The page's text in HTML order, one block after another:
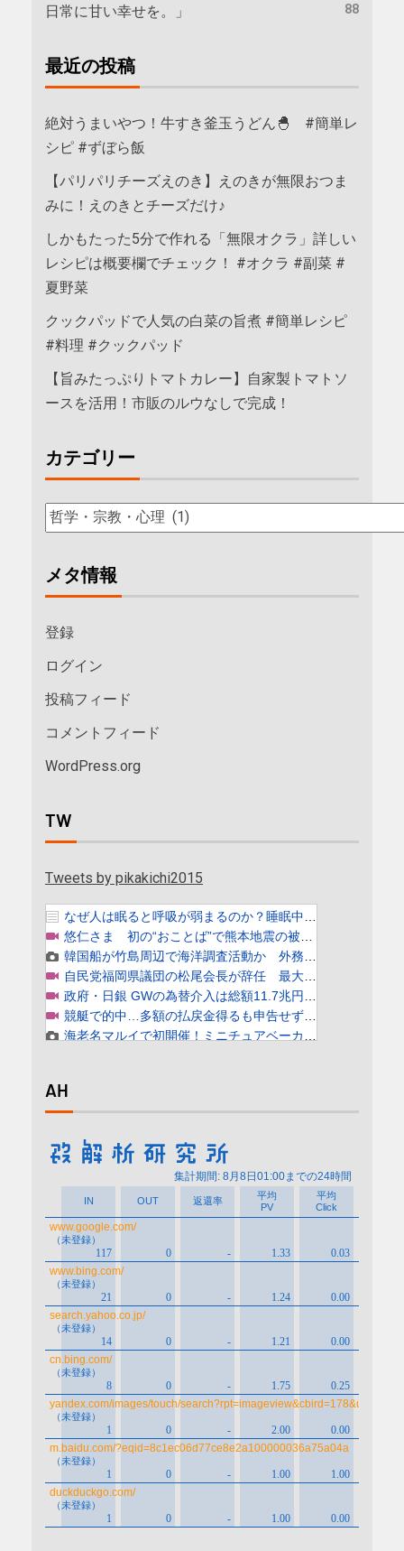
日常に甘い幸せを。」
88
最近の投稿
絶対うまいやつ！牛すき釜玉うどん🐣 #簡単レ
シピ #ずぼら飯
【パリパリチーズえのき】えのきが無限おつま
みに！えのきとチーズだけ♪
しかもたった5分で作れる「無限オクラ」詳しい
レシピは概要欄でチェック！ #オクラ #副菜 #
夏野菜
クックパッドで人気の白菜の旨煮 #簡単レシピ
#料理 #クックパッド
【旨みたっぷりトマトカレー】自家製トマトソ
ースを活用！市販のルウなしで完成！
カテゴリー
メタ情報
登録
ログイン
投稿フィード
コメントフィード
WordPress.org
TW
Tweets by pikakichi2015
AH